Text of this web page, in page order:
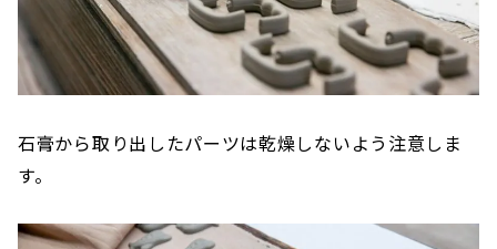
石膏から取り出したパーツは乾燥しないよう注意しま
す。